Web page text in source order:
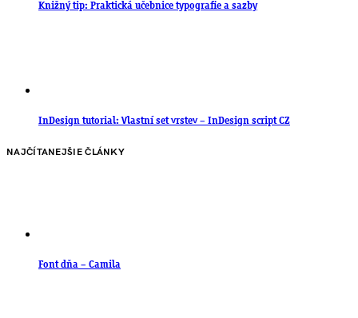
Knižný tip: Praktická učebnice typografie a sazby
InDesign tutorial: Vlastní set vrstev – InDesign script CZ
NAJČÍTANEJŠIE ČLÁNKY
Font dňa – Camila